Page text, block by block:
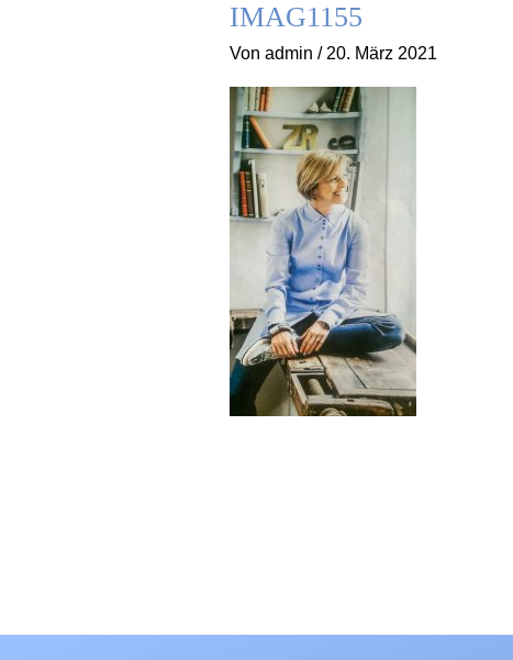
IMAG1155
Von admin / 20. März 2021